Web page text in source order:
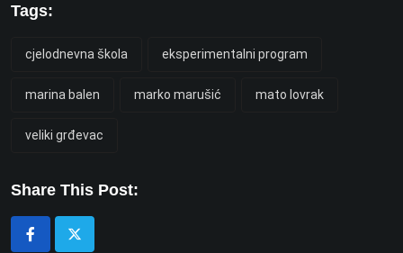
Tags:
cjelodnevna škola eksperimentalni program
marina balen marko marušić mato lovrak
veliki grđevac
Share This Post: